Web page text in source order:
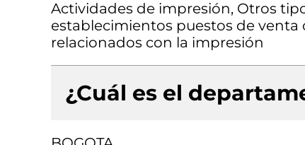
Actividades de impresión, Otros
establecimientos puestos de venta
relacionados con la impresión
¿Cuál es el